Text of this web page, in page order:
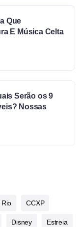
Que
E Música Celta
Serão os 9
Nossas
CCXP
Disney Estreia